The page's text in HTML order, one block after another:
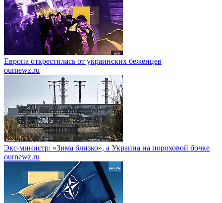
Европа открестилась от украинских беженцев
ournewz.ru
Экс-министр: «Зима близко», а Украина на пороховой бочке
ournewz.ru